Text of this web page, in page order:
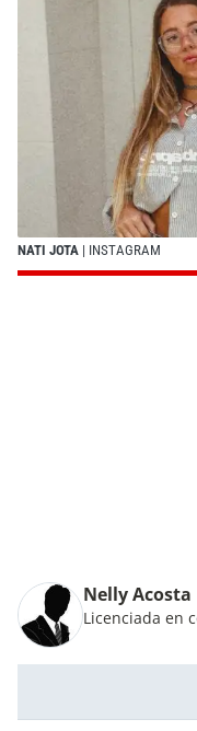
NATI JOTA | INSTAGRAM
Nelly Acosta
Licenciada en